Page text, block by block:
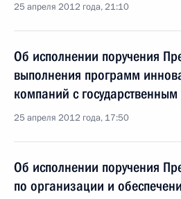
25 апреля 2012 года, 21:10
Об исполнении поручения
выполнения программ
компаний с государственным
25 апреля 2012 года, 17:50
Об исполнении поручения
по организации и